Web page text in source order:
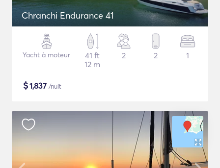
Chranchi Endurance 41
Yacht à moteur
41 ft
12 m
2 2 1
$1,837 /nuit